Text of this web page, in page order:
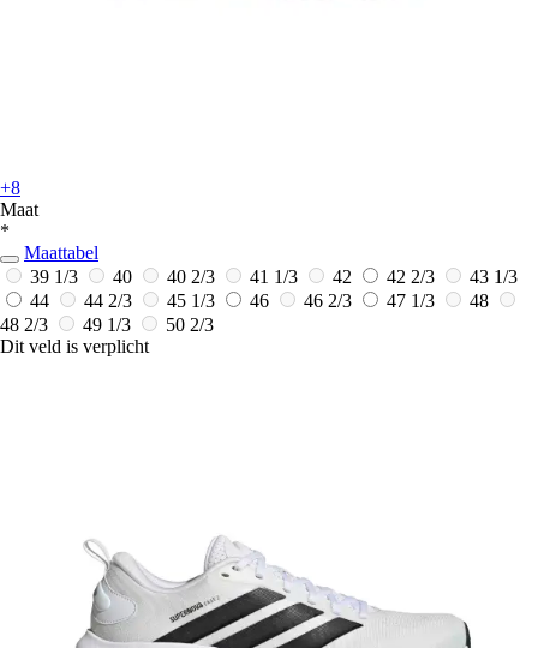
+8
Maat
*
Maattabel
39 1/3
40 40 2/3 41 1/3 42 42 2/3
43 1/3
44
44 2/3 45 1/3 46 46 2/3 47 1/3
48
48 2/3
49 1/3
50 2/3
Dit veld is verplicht